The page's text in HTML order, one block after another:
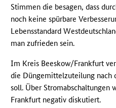
Stimmen die besagen, dass
noch keine spürbare
Lebensstandard
man zufrieden sein.
Im Kreis Beeskow/Frankfurt
die Düngemittelzuteilung nach
soll. Über Stromabschaltungen
Frankfurt negativ diskutiert.